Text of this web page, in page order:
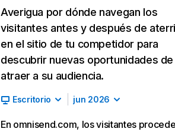
Averigua por dónde navegan los
visitantes antes y después de
en el sitio de tu competidor para
descubrir nuevas oportunidades de
atraer a su audiencia.
Escritorio jun 2026
En omnisend.com, los visitantes